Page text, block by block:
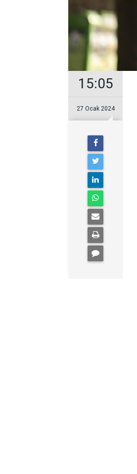
15:05
27 Ocak 2024